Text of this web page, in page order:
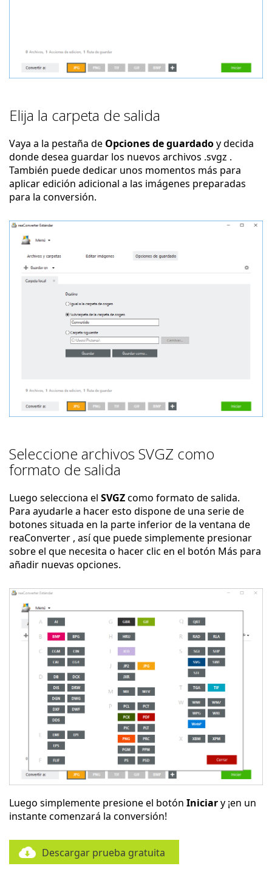
Elija la carpeta de salida
Vaya a la pestaña de Opciones de guardadoy decida
donde desea guardar los nuevos archivos .svgz .
También puede dedicar unos momentos más para
aplicar edición adicional a las imágenes preparadas
para la conversión.
Seleccione archivos SVGZ como
formato de salida
Luego selecciona el SVGZcomo formato de salida.
Para ayudarle a hacer esto dispone de una serie de
botones situada en la parte inferior de la ventana de
reaConverter , así que puede simplemente presionar
sobre el que necesita o hacer clic en el botón Más para
añadir nuevas opciones.
Luego simplemente presione el botón Iniciary ¡en un
instante comenzará la conversión!
Descargar prueba gratuita